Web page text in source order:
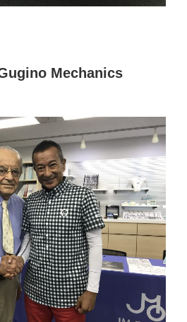
Mechanics